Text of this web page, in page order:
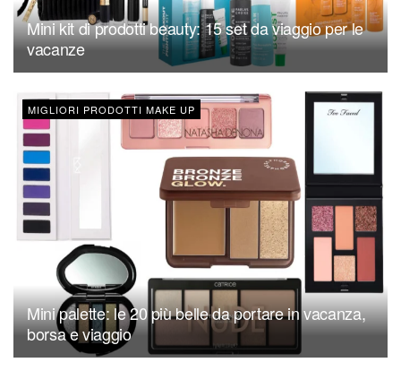
Mini kit di prodotti beauty: 15 set da viaggio per le
vacanze
MIGLIORI PRODOTTI MAKE UP
Mini palette: le 20 più belle da portare in vacanza,
borsa e viaggio